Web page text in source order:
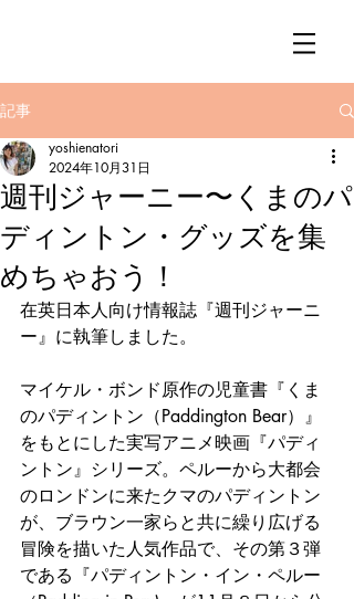
記事
週刊ジャーニー〜くまのパ
ディントン・グッズを集
めちゃおう！
yoshienatori
2024年10月31日
在英日本人向け情報誌『週刊ジャーニ
ー』に執筆しました。
マイケル・ボンド原作の児童書『くま
のパディントン（Paddington Bear）』
をもとにした実写アニメ映画『パディ
ントン』シリーズ。ペルーから大都会
のロンドンに来たクマのパディントン
が、ブラウン一家らと共に繰り広げる
冒険を描いた人気作品で、その第３弾
である『パディントン・イン・ペルー